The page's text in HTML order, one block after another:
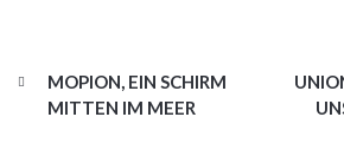
MOPION, EIN SCHIRM
MITTEN IM MEER